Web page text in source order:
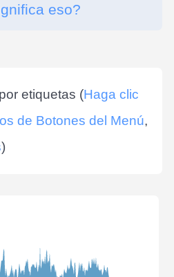
eso?
etiquetas (Haga clic
de Botones del Menú,
)